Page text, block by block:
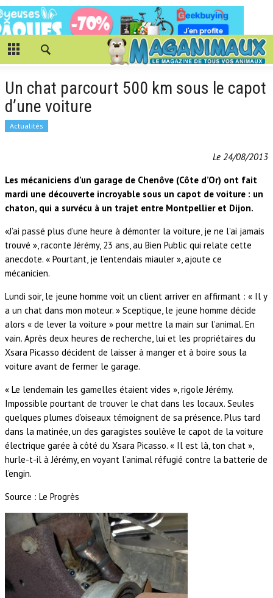
Un chat parcourt 500 km sous le capot
d’une voiture
Actualités
Le 24/08/2013
Les mécaniciens d’un garage de Chenôve (Côte d’Or) ont fait
mardi une découverte incroyable sous un capot de voiture : un
chaton, qui a survécu à un trajet entre Montpellier et Dijon.
«J’ai passé plus d’une heure à démonter la voiture, je ne l’ai jamais
trouvé », raconte Jérémy, 23 ans, au Bien Public qui relate cette
anecdote. « Pourtant, je l’entendais miauler », ajoute ce
mécanicien.
Lundi soir, le jeune homme voit un client arriver en affirmant : « Il y
a un chat dans mon moteur. » Sceptique, le jeune homme décide
alors « de lever la voiture » pour mettre la main sur l’animal. En
vain. Après deux heures de recherche, lui et les propriétaires du
Xsara Picasso décident de laisser à manger et à boire sous la
voiture avant de fermer le garage.
« Le lendemain les gamelles étaient vides », rigole Jérémy.
Impossible pourtant de trouver le chat dans les locaux. Seules
quelques plumes d’oiseaux témoignent de sa présence. Plus tard
dans la matinée, un des garagistes soulève le capot de la voiture
électrique garée à côté du Xsara Picasso. « Il est là, ton chat »,
hurle-t-il à Jérémy, en voyant l’animal réfugié contre la batterie de
l’engin.
Source : Le Progrès